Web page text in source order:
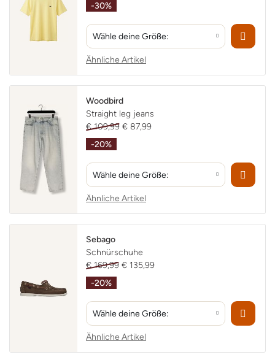
Hm, Cookies!
Cookies auf unserer Website. Funktionale und
analytische Cookies sorgen dafür, dass die Website
-30%
Wähle deine Größe:
Ähnliche Artikel
Woodbird
Straight leg jeans
€ 109,99 € 87,99
-20%
Wähle deine Größe:
Ähnliche Artikel
Sebago
Schnürschuhe
€ 169,99 € 135,99
-20%
Wähle deine Größe:
Ähnliche Artikel